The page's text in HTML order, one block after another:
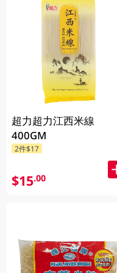
超力超力江西米線
400GM
2件$17
$15.00